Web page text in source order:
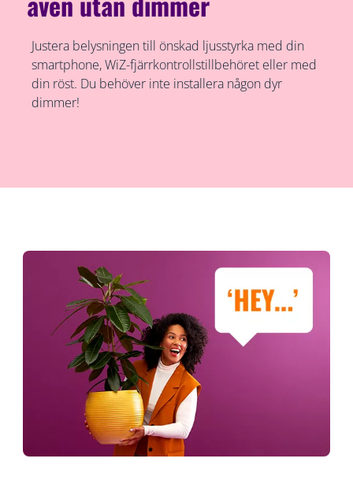
Justera belysningen till önskad ljusstyrka med din
smartphone, WiZ-fjärrkontrollstillbehöret eller med
din röst. Du behöver inte installera någon dyr
dimmer!